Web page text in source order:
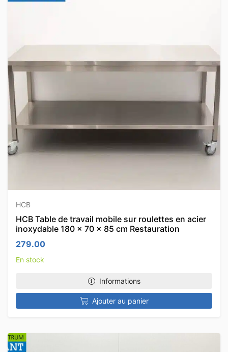
HCB
HCB Table de travail mobile sur roulettes en acier
inoxydable 180 x 70 x 85 cm Restauration
279.00
En stock
Informations
Ajouter au panier